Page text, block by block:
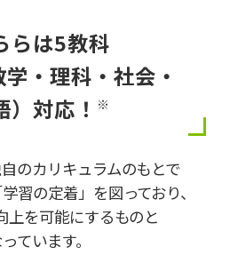
らは5教科
学・理科・社会・
）対応！ ※
のカリキュラムのもとで
習の定着」を図っており、
上を可能にするものと
ています。